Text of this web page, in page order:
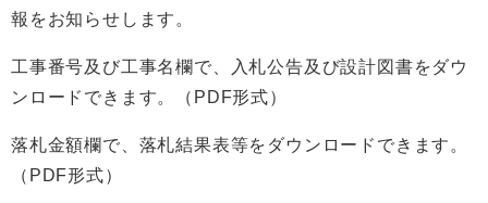
報をお知らせします。
工事番号及び工事名欄で、入札公告及び設計図書をダウ
ンロードできます。（PDF形式）
落札金額欄で、落札結果表等をダウンロードできます。
（PDF形式）